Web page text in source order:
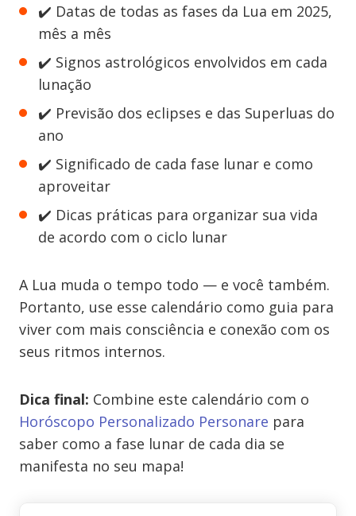
✔️ Datas de todas as fases da Lua em 2025,
mês a mês
✔️ Signos astrológicos envolvidos em cada
lunação
✔️ Previsão dos eclipses e das Superluas do
ano
✔️ Significado de cada fase lunar e como
aproveitar
✔️ Dicas práticas para organizar sua vida
de acordo com o ciclo lunar
A Lua muda o tempo todo — e você também.
Portanto, use esse calendário como guia para
viver com mais consciência e conexão com os
seus ritmos internos.
Dica final: Combine este calendário com o
Horóscopo Personalizado Personare para
saber como a fase lunar de cada dia se
manifesta no seu mapa!